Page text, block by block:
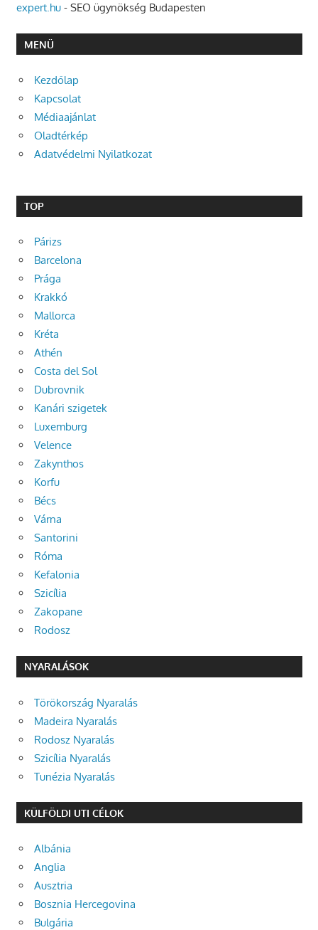
expert.hu- SEO ügynökség Budapesten
MENÜ
Kezdőlap
Kapcsolat
Médiaajánlat
Oladtérkép
Adatvédelmi Nyilatkozat
TOP
Párizs
Barcelona
Prága
Krakkó
Mallorca
Kréta
Athén
Costa del Sol
Dubrovnik
Kanári szigetek
Luxemburg
Velence
Zakynthos
Korfu
Bécs
Várna
Santorini
Róma
Kefalonia
Szicília
Zakopane
Rodosz
NYARALÁSOK
Törökország Nyaralás
Madeira Nyaralás
Rodosz Nyaralás
Szicília Nyaralás
Tunézia Nyaralás
KÜLFÖLDI UTI CÉLOK
Albánia
Anglia
Ausztria
Bosznia Hercegovina
Bulgária